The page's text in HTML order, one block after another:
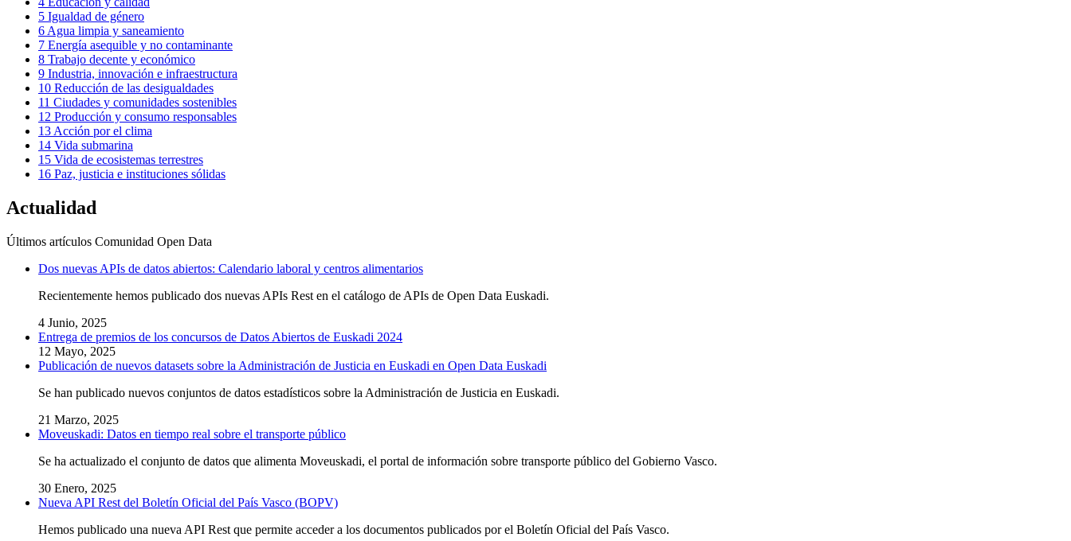
5 Igualdad de género
6 Agua limpia y saneamiento
7 Energía asequible y no contaminante
8 Trabajo decente y económico
9 Industria, innovación e infraestructura
10 Reducción de las desigualdades
11 Ciudades y comunidades sostenibles
12 Producción y consumo responsables
13 Acción por el clima
14 Vida submarina
15 Vida de ecosistemas terrestres
16 Paz, justicia e instituciones sólidas
Actualidad
Últimos artículos Comunidad Open Data
Dos nuevas APIs de datos abiertos: Calendario laboral y centros alimentarios
Recientemente hemos publicado dos nuevas APIs Rest en el catálogo de APIs de Open Data Euskadi.
4 Junio, 2025
Entrega de premios de los concursos de Datos Abiertos de Euskadi 2024
12 Mayo, 2025
Publicación de nuevos datasets sobre la Administración de Justicia en Euskadi en Open Data Euskadi
Se han publicado nuevos conjuntos de datos estadísticos sobre la Administración de Justicia en Euskadi.
21 Marzo, 2025
Moveuskadi: Datos en tiempo real sobre el transporte público
Se ha actualizado el conjunto de datos que alimenta Moveuskadi, el portal de información sobre transporte público del Gobierno Vasco.
30 Enero, 2025
Nueva API Rest del Boletín Oficial del País Vasco (BOPV)
Hemos publicado una nueva API Rest que permite acceder a los documentos publicados por el Boletín Oficial del País Vasco.